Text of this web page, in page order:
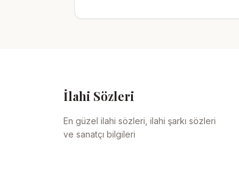
İlahi Sözleri
En güzel ilahi sözleri, ilahi şarkı sözleri
ve sanatçı bilgileri